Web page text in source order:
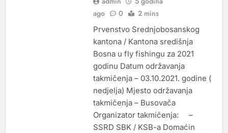
ago
0 2 mins
Prvenstvo Srednjobosanskog
kantona / Kantona središnja
Bosna u fly fishingu za 2021
godinu Datum održavanja
takmičenja – 03.10.2021. godine (
nedjelja) Mjesto održavanja
takmičenja – Busovača
Organizator takmičenja: –
SSRD SBK / KSB-a Domaćin